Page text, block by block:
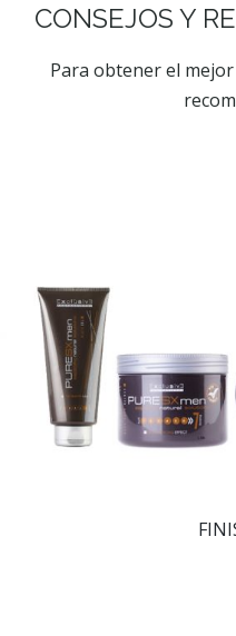
CONSEJOS Y
Para obtener el